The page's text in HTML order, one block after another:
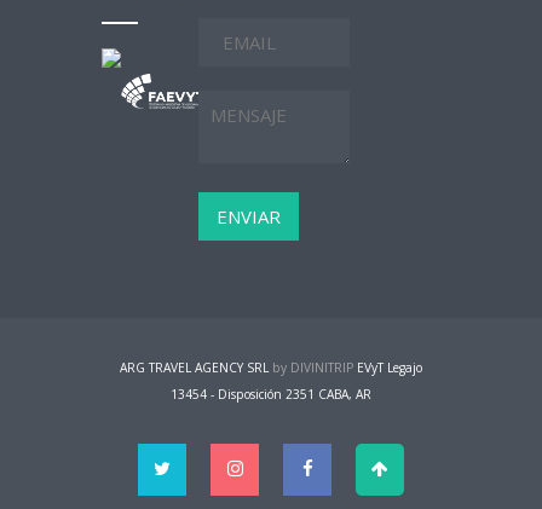
ARG TRAVEL AGENCY SRLby DIVINITRIP EVyT Legajo
13454 - Disposición 2351 CABA, AR